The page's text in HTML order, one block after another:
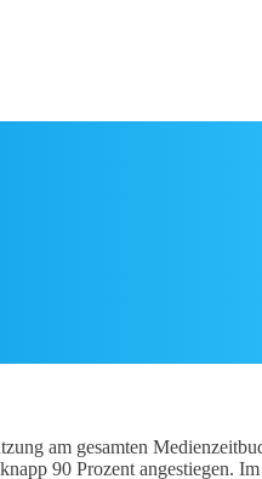
am gesamten
90 Prozent angestiegen.